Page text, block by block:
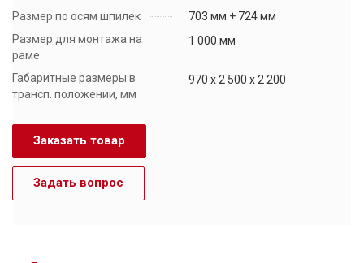
Размер по осям шпилек
703 мм + 724 мм
Размер для монтажа на
раме
1 000 мм
Габаритные размеры в
трансп. положении, мм
970 х 2 500 х 2 200
Заказать товар
Задать вопрос